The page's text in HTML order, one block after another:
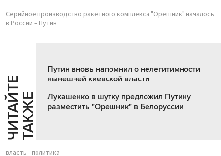
Серийное производство ракетного комплекса "Орешник" началось
в России – Путин
Ч
И
Т
АЙ
Т
Е
Т
А
К
ЖЕ
Путин вновь напомнил о нелегитимности
нынешней киевской власти
Лукашенко в шутку предложил Путину
разместить "Орешник" в Белоруссии
власть политика